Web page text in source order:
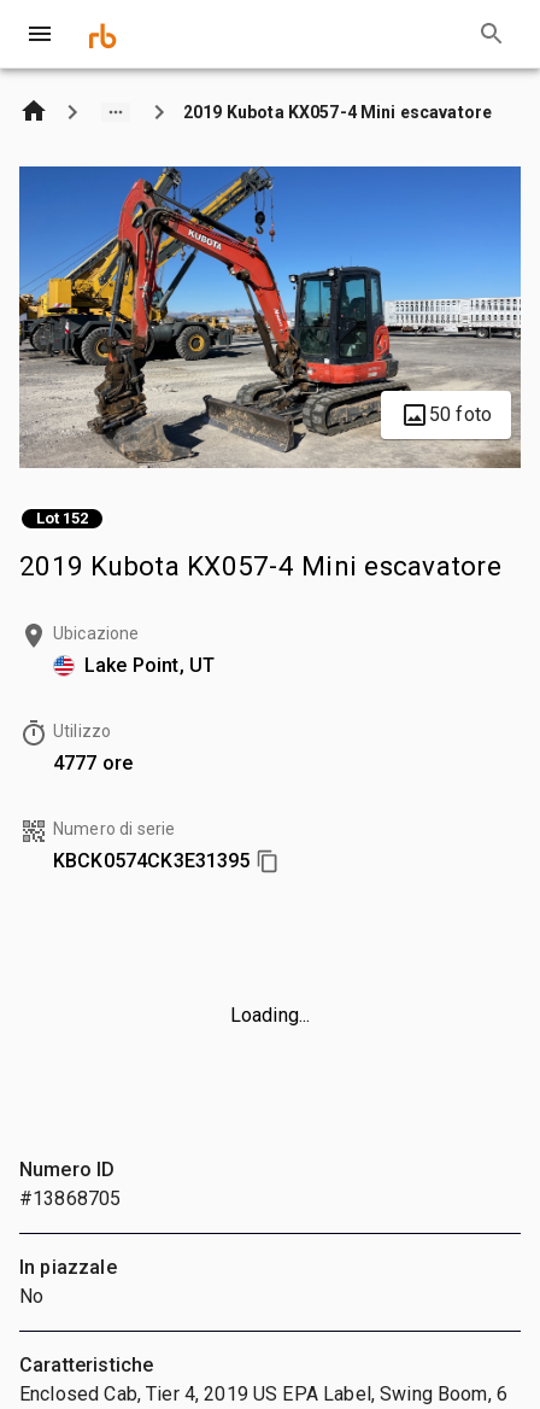
2019 Kubota KX057-4 Mini escavatore
50 foto
Lot 152
2019 Kubota KX057-4 Mini escavatore
Ubicazione
Lake Point, UT
Utilizzo
4777 ore
Numero di serie
KBCK0574CK3E31395
Loading...
Numero ID
#13868705
In piazzale
No
Caratteristiche
Enclosed Cab, Tier 4, 2019 US EPA Label, Swing Boom, 6